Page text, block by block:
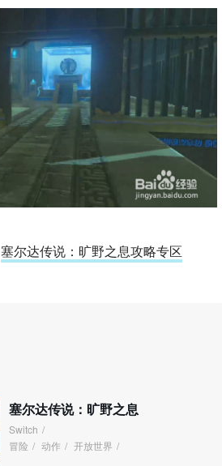
塞尔达传说：旷野之息攻略专区
塞尔达传说：旷野之息
Switch /
冒险 / 动作 / 开放世界 /